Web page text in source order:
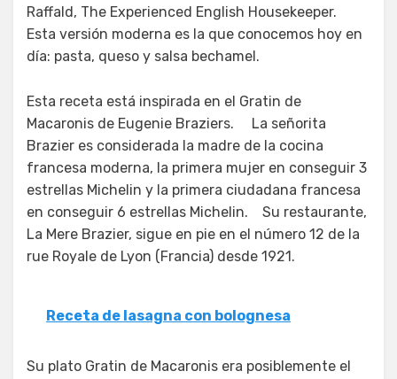
Raffald, The Experienced English Housekeeper.
Esta versión moderna es la que conocemos hoy en
día: pasta, queso y salsa bechamel.
Esta receta está inspirada en el Gratin de
Macaronis de Eugenie Braziers. La señorita
Brazier es considerada la madre de la cocina
francesa moderna, la primera mujer en conseguir 3
estrellas Michelin y la primera ciudadana francesa
en conseguir 6 estrellas Michelin. Su restaurante,
La Mere Brazier, sigue en pie en el número 12 de la
rue Royale de Lyon (Francia) desde 1921.
Receta de lasagna con bolognesa
Su plato Gratin de Macaronis era posiblemente el